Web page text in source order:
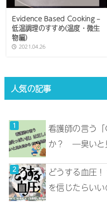
Evidence Based Cooking –
低温調理のすすめ(温度・微生
物編)
2021.04.26
人気の記事
看護師の言う
か？ ―臭いと
どうする血圧
を信じたらい